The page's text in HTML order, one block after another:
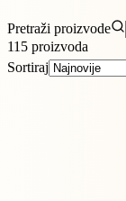
Pretraži proizvode
115 proizvoda
Sortiraj